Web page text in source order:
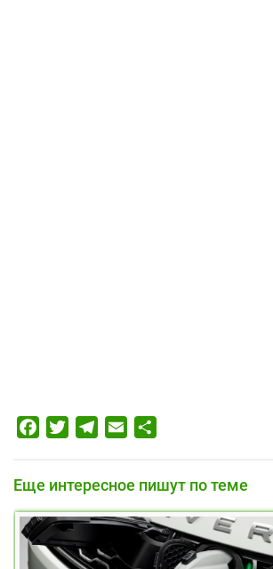
FacebookTwitterTelegram
Email
Еще интересное пишут по теме